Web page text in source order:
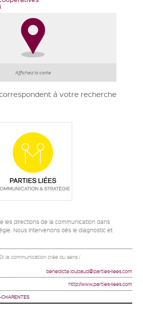
Affichez la carte
à votre recherche
les directions de la communication dans
Nous intervenons dès le diagnostic et
la communication crée du sens /
benedicte.loubaud@parties-liees.com
http://www.parties-liees.com
CHARENTES